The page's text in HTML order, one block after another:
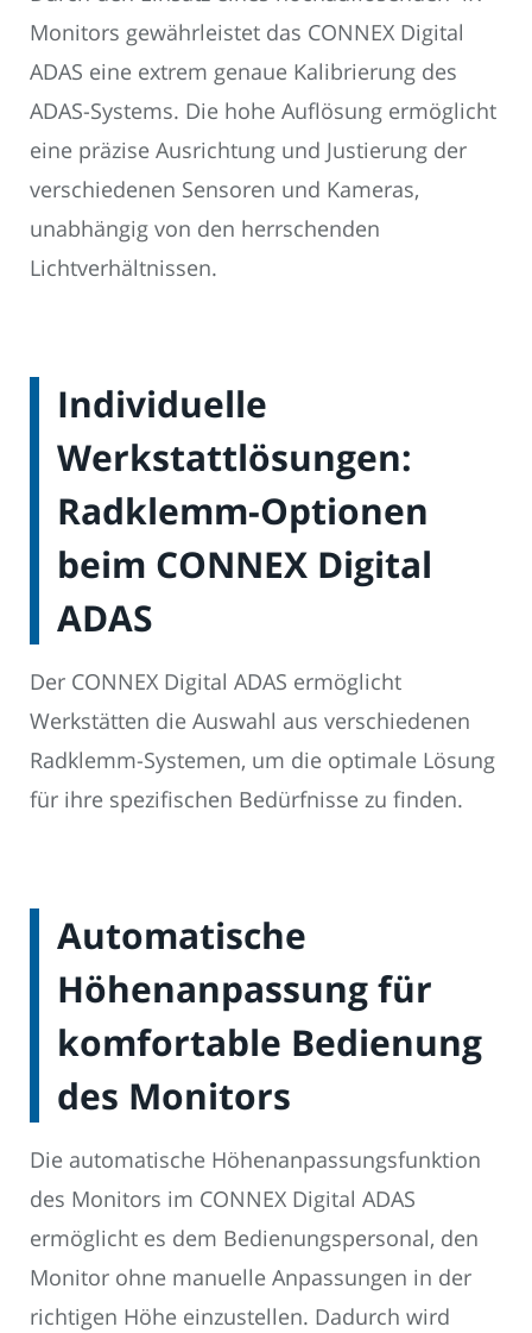
Monitors gewährleistet das CONNEX Digital
ADAS eine extrem genaue Kalibrierung des
ADAS-Systems. Die hohe Auflösung ermöglicht
eine präzise Ausrichtung und Justierung der
verschiedenen Sensoren und Kameras,
unabhängig von den herrschenden
Lichtverhältnissen.
Individuelle
Werkstattlösungen:
Radklemm-Optionen
beim CONNEX Digital
ADAS
Der CONNEX Digital ADAS ermöglicht
Werkstätten die Auswahl aus verschiedenen
Radklemm-Systemen, um die optimale Lösung
für ihre spezifischen Bedürfnisse zu finden.
Automatische
Höhenanpassung für
komfortable Bedienung
des Monitors
Die automatische Höhenanpassungsfunktion
des Monitors im CONNEX Digital ADAS
ermöglicht es dem Bedienungspersonal, den
Monitor ohne manuelle Anpassungen in der
richtigen Höhe einzustellen. Dadurch wird